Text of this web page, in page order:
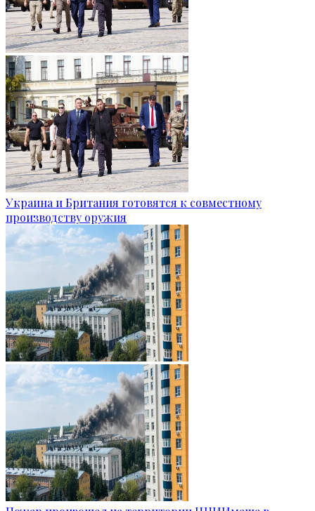
Украина и Британия готовятся к совместному
производству оружия